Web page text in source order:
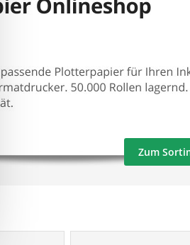
Zum